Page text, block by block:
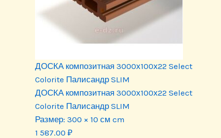
ДОСКА композитная 3000х100х22 Select
Colorite Палисандр SLIM
ДОСКА композитная 3000х100х22 Select
Colorite Палисандр SLIM
Размер: 300 × 10 см cm
1 587.00 ₽